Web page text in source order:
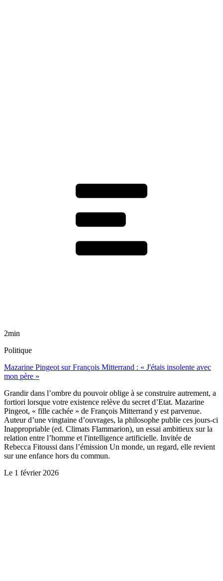
2min
Politique
Mazarine Pingeot sur François Mitterrand : « J'étais insolente avec
mon père »
Grandir dans l’ombre du pouvoir oblige à se construire autrement, a
fortiori lorsque votre existence relève du secret d’Etat. Mazarine
Pingeot, « fille cachée » de François Mitterrand y est parvenue.
Auteur d’une vingtaine d’ouvrages, la philosophe publie ces jours-ci
Inappropriable (ed. Climats Flammarion), un essai ambitieux sur la
relation entre l’homme et l'intelligence artificielle. Invitée de
Rebecca Fitoussi dans l’émission Un monde, un regard, elle revient
sur une enfance hors du commun.
Le 1 février 2026